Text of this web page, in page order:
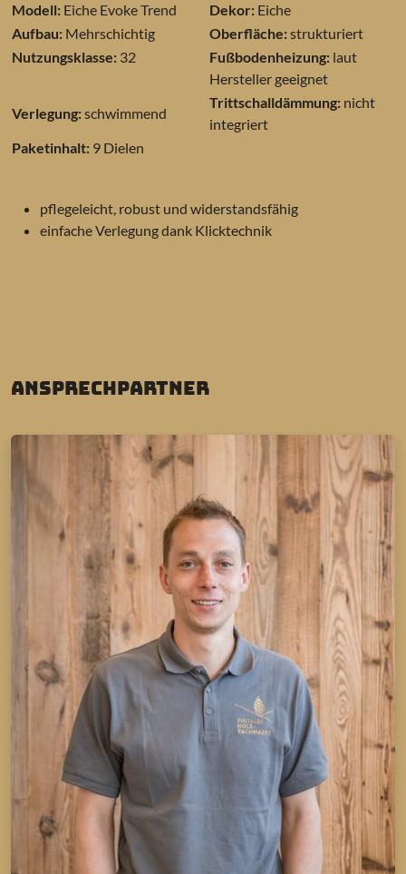
Modell: Eiche Evoke Trend Dekor: Eiche
Aufbau: Mehrschichtig Oberfläche:strukturiert
Nutzungsklasse: 32 Fußbodenheizung: laut
Hersteller geeignet
Verlegung:schwimmend
Trittschalldämmung: nicht
integriert
Paketinhalt: 9 Dielen
pflegeleicht, robust und widerstandsfähig
einfache Verlegung dank Klicktechnik
Ansprechpartner